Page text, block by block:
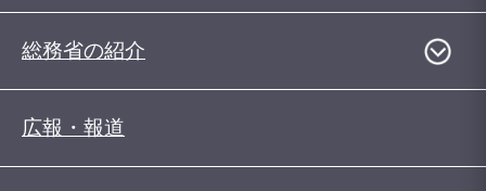
総務省の紹介
広報・報道